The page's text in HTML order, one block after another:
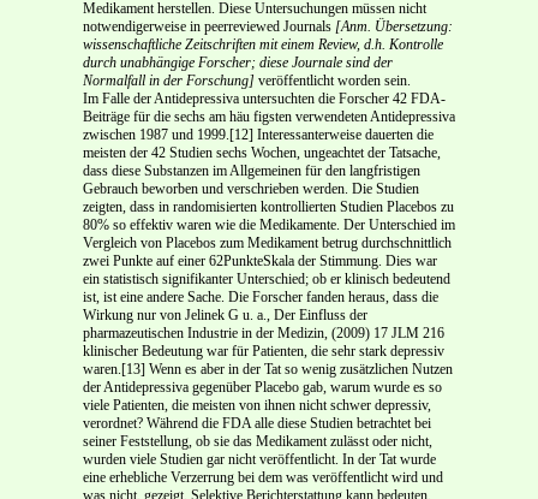
Medikament herstellen. Diese Untersuchungen müs­sen nicht
notwendigerweise in peer­reviewed Journals [Anm. Übersetzung:
wissenschaftliche Zeit­schriften mit einem Review, d.h. Kontrolle
durch unabhängige Forscher; diese Journale sind der
Normalfall in der Forschung] veröffentlicht worden sein.
Im Falle der Antidepressiva untersuchten die Forscher 42 FDA­
Beiträge für die sechs am häu­ figsten verwendeten Antidepressiva
zwischen 1987 und 1999.[12] Interessanterweise dauerten die
meisten der 42 Studien sechs Wochen, ungeachtet der Tatsache,
dass diese Substanzen im Allgemei­nen für den langfristigen
Gebrauch beworben und verschrieben werden. Die Studien
zeigten, dass in randomisierten kontrollierten Studien Placebos zu
80% so effektiv waren wie die Medikamente. Der Unterschied im
Vergleich von Placebos zum Medikament betrug durchschnittlich
zwei Punkte auf einer 62­Punkte­Skala der Stimmung. Dies war
ein statistisch signifikanter Unterschied; ob er klinisch bedeutend
ist, ist eine andere Sache. Die Forscher fanden heraus, dass die
Wirkung nur von Jelinek G u. a., Der Einfluss der
pharmazeutischen Industrie in der Medizin, (2009) 17 JLM 216
klinischer Bedeutung war für Patienten, die sehr stark depressiv
waren.[13] Wenn es aber in der Tat so wenig zusätzlichen Nutzen
der Antidepressiva gegenüber Placebo gab, warum wurde es so
viele Patienten, die meisten von ihnen nicht schwer depressiv,
verordnet? Während die FDA alle diese Studien betrachtet bei
seiner Feststellung, ob sie das Medikament zulässt oder nicht,
wurden viele Studien gar nicht veröffentlicht. In der Tat wurde
eine erhebliche Verzerrung bei dem was veröffentlicht wird und
was nicht, gezeigt. Selektive Berichterstattung kann bedeuten,